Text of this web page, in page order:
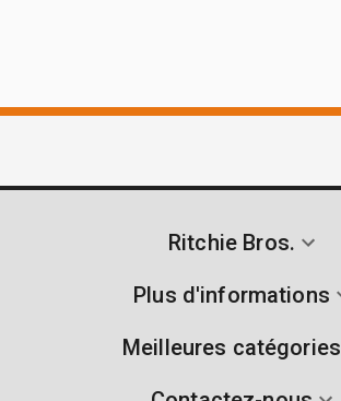
Ritchie Bros.
Plus d'informations
Meilleures catégories